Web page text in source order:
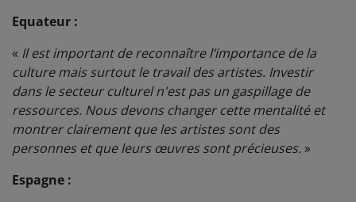
Equateur :
« Il est important de reconnaître l’importance de la
culture mais surtout le travail des artistes. Investir
dans le secteur culturel n'est pas un gaspillage de
ressources. Nous devons changer cette mentalité et
montrer clairement que les artistes sont des
personnes et que leurs œuvres sont précieuses. »
Espagne :